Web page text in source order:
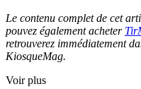
Le contenu complet de cet
pouvez également acheter
retrouverez immédiatement
KiosqueMag.
Voir plus